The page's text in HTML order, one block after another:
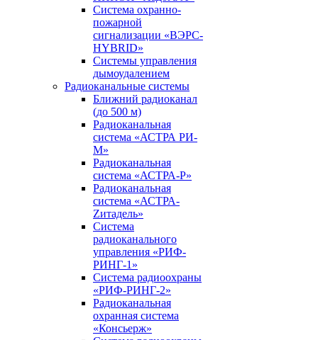
Система охранно-
пожарной
сигнализации «ВЭРС-
HYBRID»
Системы управления
дымоудалением
Радиоканальные системы
Ближний радиоканал
(до 500 м)
Радиоканальная
система «АСТРА РИ-
М»
Радиоканальная
система «АСТРА-Р»
Радиоканальная
система «АСТРА-
Zитадель»
Система
радиоканального
управления «РИФ-
РИНГ-1»
Система радиоохраны
«РИФ-РИНГ-2»
Радиоканальная
охранная система
«Консьерж»